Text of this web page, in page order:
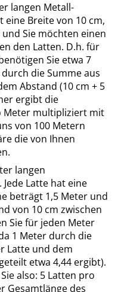
langen Metall-
eine Breite von 10 cm,
Sie möchten einen
den Latten. D.h. für
Sie etwa 7
die Summe aus
Abstand (10 cm + 5
ergibt die
Meter multipliziert mit
von 100 Metern
die von Ihnen
langen
Latte hat eine
beträgt 1,5 Meter und
von 10 cm zwischen
Sie für jeden Meter
1 Meter durch die
Latte und dem
etwa 4,44 ergibt).
also: 5 Latten pro
Gesamtlänge des